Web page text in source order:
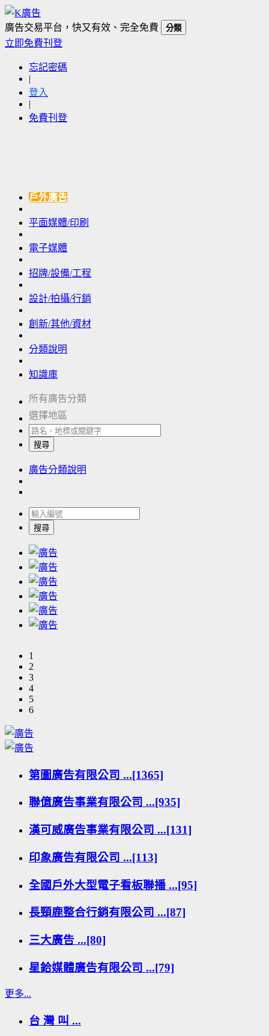
廣告交易平台，快又有效、完全免費 分類
立即免費刊登
忘記密碼
|
登入
|
免費刊登
戶外廣告
平面媒體/印刷
電子媒體
招牌/設備/工程
設計/拍攝/行銷
創新/其他/資材
分類說明
知識庫
所有廣告分類
選擇地區
搜尋
廣告分類說明
搜尋
1
2
3
4
5
6
第圖廣告有限公司 ...[1365]
聯億廣告事業有限公司 ...[935]
漢可威廣告事業有限公司 ...[131]
印象廣告有限公司 ...[113]
全國戶外大型電子看板聯播 ...[95]
長頸鹿整合行銷有限公司 ...[87]
三大廣告 ...[80]
星鉿媒體廣告有限公司 ...[79]
更多...
台 灣 叫 ...